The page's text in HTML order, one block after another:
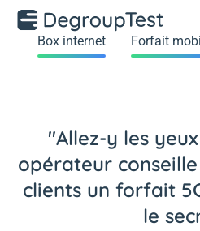
Box internet Forfait
"Allez-y les
opérateur
clients un forfait
le